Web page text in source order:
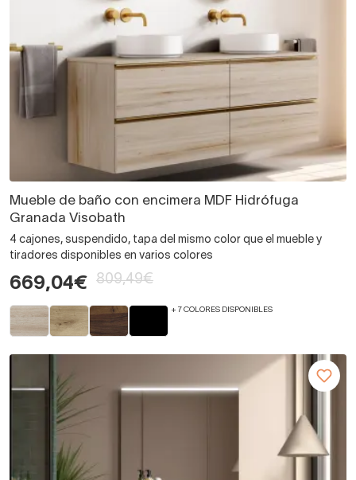
Mueble de baño con encimera MDF Hidrófuga
Granada Visobath
4 cajones, suspendido, tapa del mismo color que el mueble y
tiradores disponibles en varios colores
669,04€ 809,49€
+ 7 COLORES DISPONIBLES